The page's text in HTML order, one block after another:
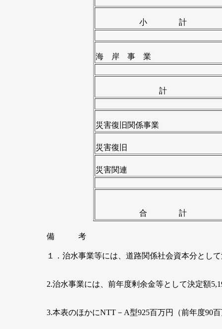
小 計
海 岸 事 業
計
災害復旧関係事業
災害復旧
災害関連
合 計
備 考
１．治水事業等には、道路関係社会資本分とし
2.治水事業には、前年度剰余金等として決定額
3.本表のほかにNTT－A型925百万円（前年度90